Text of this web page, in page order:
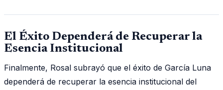
El Éxito Dependerá de Recuperar la
Esencia Institucional
Finalmente, Rosal subrayó que el éxito de García Luna
dependerá de recuperar la esencia institucional del